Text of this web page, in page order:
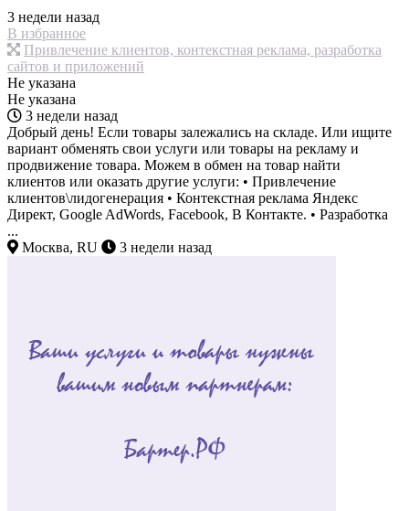
3 недели назад
В избранное
Привлечение клиентов, контекстная реклама, разработка
сайтов и приложений
Не указана
Не указана
3 недели назад
Добрый день! Если товары залежались на складе. Или ищите
вариант обменять свои услуги или товары на рекламу и
продвижение товара. Можем в обмен на товар найти
клиентов или оказать другие услуги: • Привлечение
клиентов\лидогенерация • Контекстная реклама Яндекс
Директ, Google AdWords, Facebook, В Контакте. • Разработка
...
Москва, RU
3 недели назад